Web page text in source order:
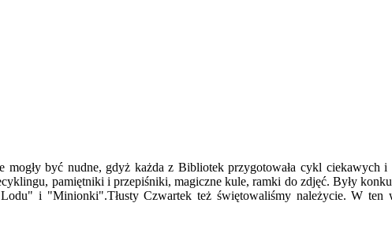
być nudne, gdyż każda z Bibliotek przygotowała cykl
pamiętniki i przepiśniki, magiczne kule, ramki do zdjęć. Były
i "Minionki".Tłusty Czwartek też świętowaliśmy należycie. W ten